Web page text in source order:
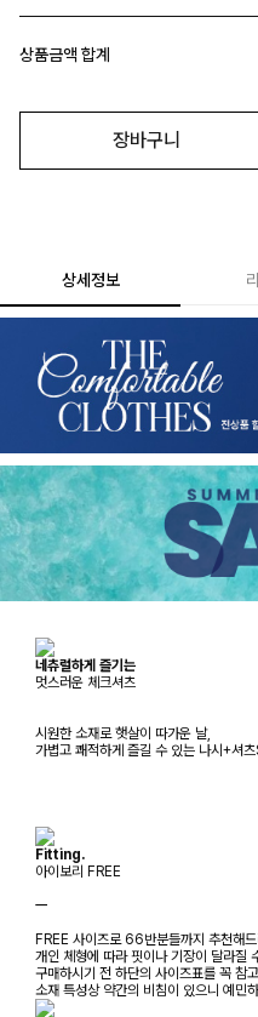
상품금액 합계
장바구니
상세정보
네츄럴하게 즐기는
멋스러운 체크셔츠
시원한 소재로 햇살이 따가운 날,
가볍고 쾌적하게 즐길 수 있는 나시+셔
Fitting.
아이보리 FREE
ㅡ
FREE 사이즈로 66반분들까지 추천해
개인 체형에 따라 핏이나 기장이 달라질
구매하시기 전 하단의 사이즈표를 꼭 참
소재 특성상 약간의 비침이 있으니 예민